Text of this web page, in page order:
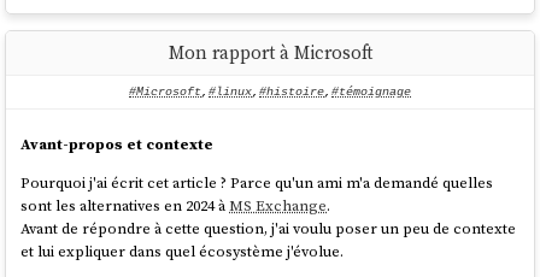
Cet épisode a eu des conséquences durables pour moi : depuis, dès
que j'entendais parler de puce de sécurité ou deTPM
moi vendor lock-in, restrictions et contrôle parMicrosoft
C'est seulement en septembre 2025, lors de mon exploration du
filesystemfs-verity, que j'ai découvert que les fonctionnalités duTPM2
sont en réalité très intéressantes et peuvent servir des objectifs de
sécurité légitimes, très bien supportées par Linux.
Mon rapport à Microsoft
#Microsoft, #linux, #histoire, #témoignage
Avant-propos et contexte
Pourquoi j'ai écrit cet article ? Parce qu'un ami m'a demandé quelles
sont les alternatives en 2024 àMS Exchange.
Avant de répondre à cette question, j'ai voulu poser un peu de contexte
et lui expliquer dans quel écosystème j'évolue.